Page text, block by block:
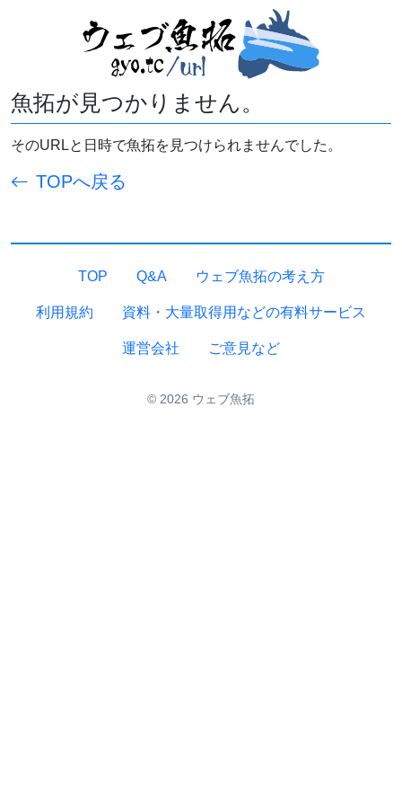
魚拓が見つかりません。
そのURLと日時で魚拓を見つけられませんでした。
TOPへ戻る
TOP Q&A ウェブ魚拓の考え方
利用規約 資料・大量取得用などの有料サービス
運営会社 ご意見など
© 2026 ウェブ魚拓